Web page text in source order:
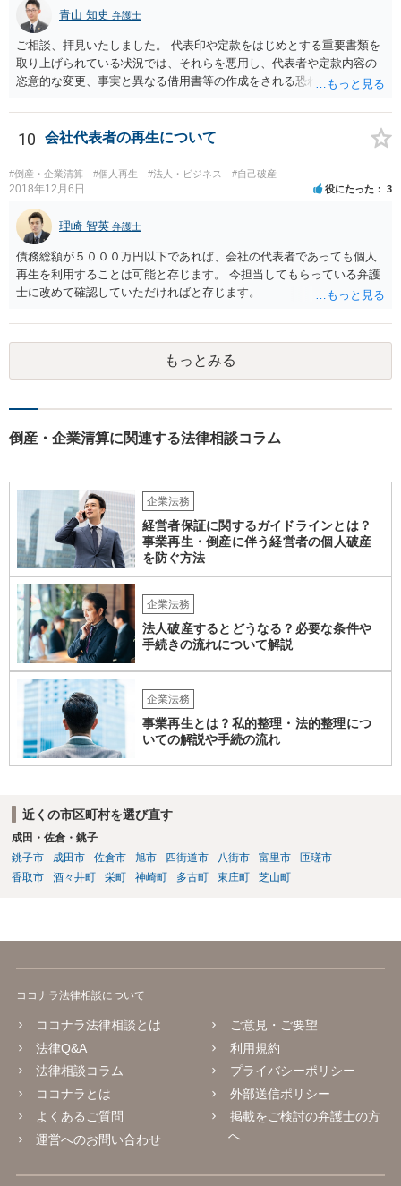
青山 知史 弁護士
ご相談、拝見いたしました。 代表印や定款をはじめとする重要書類を
取り上げられている状況では、それらを悪用し、代表者や定款内容の
恣意的な変更、事実と異なる借用書等の作成をされる恐れもあり、早
ためにも、法務局に対し、代表印紛失の届け出と新たな代表印の登録
申請を行う必要があるものと思慮いたします。この際には、ご相談者
様の公的な身分証や実印、印鑑証明等が必要になる場合もありますの
で、ご注意ください。 また、正確には当時の状況にもよりますが、代
表印等の取り上げがご相談者様の意思に反してなされたものであれ
ば、警察等に盗難届等を出す必要も考えられます。 なお、ご記載を見
ますと、相手方は合同会社の社員にはなっていないとのことであり、
単なる資金提供者または貸主に過ぎないものと思われますので、こう
した一連の行動は正当化されるものではなく、即時の返還に応じない
場合には、厳正な対処等も必要になるかと思われます。 ご自身でのご
対応が難しい場合には、弁護士にも相談し、対応を検討されたほうが
10 会社代表者の再生について
#倒産・企業清算 #個人再生 #法人・ビジネス #自己破産
2018年12月6日 役にたった 3
理崎 智英 弁護士
債務総額が５０００万円以下であれば、会社の代表者であっても個人
再生を利用することは可能と存じます。 今担当してもらっている弁護
士に改めて確認していただければと存じます。
もっとみる
倒産・企業清算に関連する法律相談コラム
企業法務
経営者保証に関するガイドラインとは？
事業再生・倒産に伴う経営者の個人破産
を防ぐ方法
企業法務
法人破産するとどうなる？必要な条件や
手続きの流れについて解説
企業法務
事業再生とは？私的整理・法的整理につ
いての解説や手続の流れ
近くの市区町村を選び直す
成田・佐倉・銚子
銚子市
成田市 佐倉市 旭市 四街道市 八街市 富里市
匝瑳市
香取市
酒々井町 栄町 神崎町 多古町 東庄町 芝山町
ココナラ法律相談について
ココナラ法律相談とは
法律Q&A
法律相談コラム
ココナラとは
よくあるご質問
運営へのお問い合わせ
ご意見・ご要望
利用規約
プライバシーポリシー
外部送信ポリシー
掲載をご検討の弁護士の方
へ